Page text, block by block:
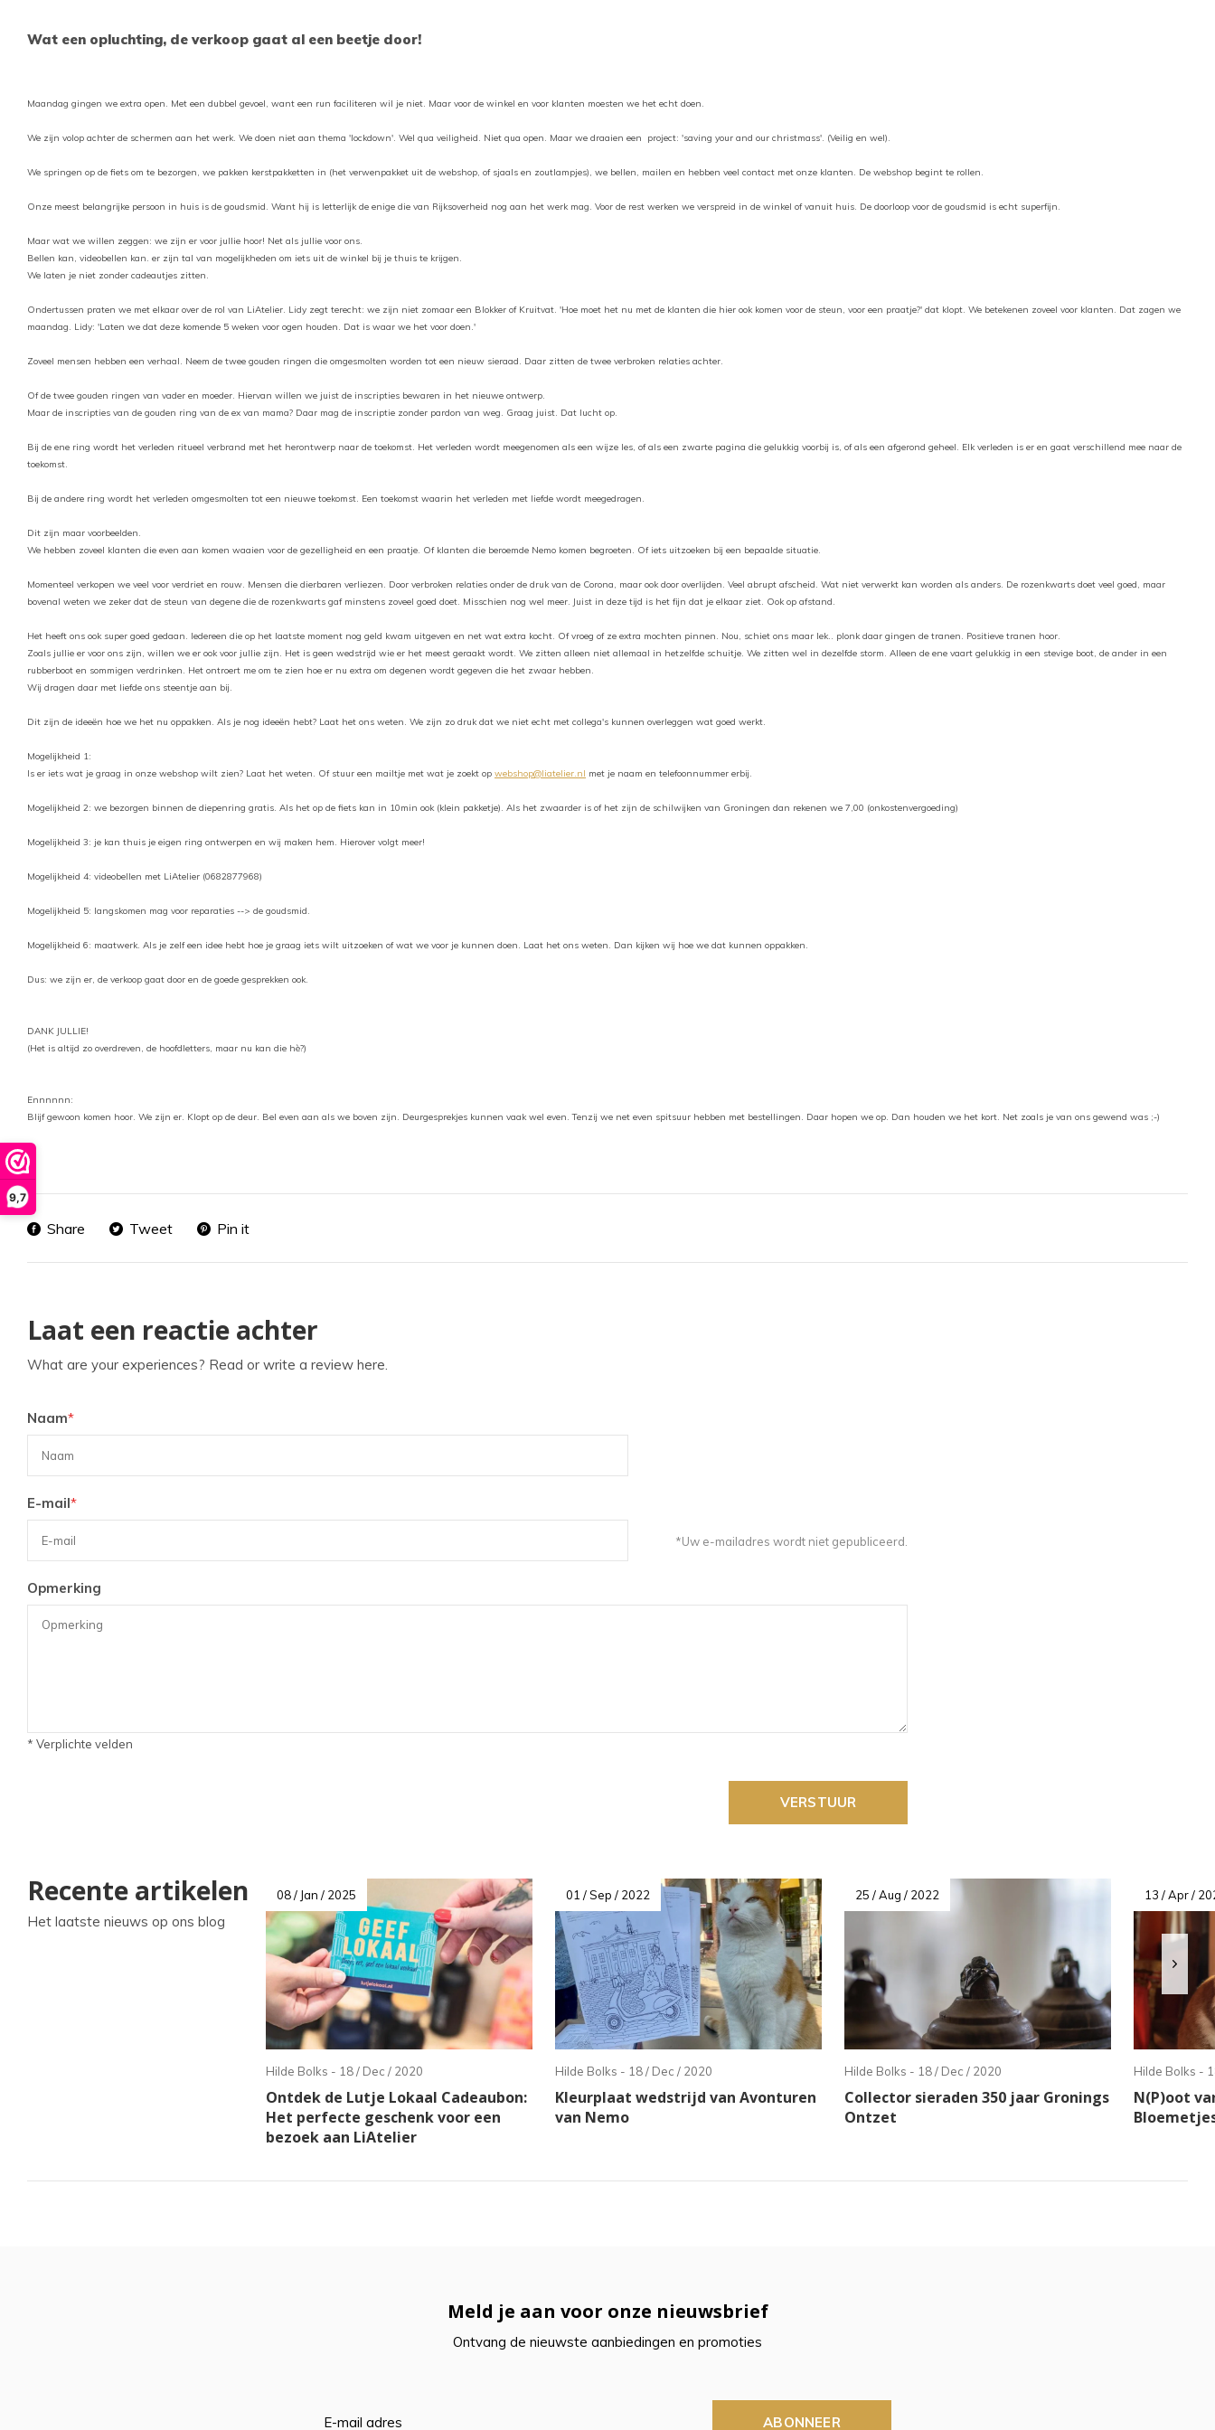
9,7
werkt,
touch-
en
Wat een opluchting, de verkoop gaat al een beetje door!
Maandag gingen we extra open. Met een dubbel gevoel, want een run faciliteren wil je niet. Maar voor de winkel en voor klanten moesten we het echt doen.
We zijn volop achter de schermen aan het werk. We doen niet aan thema 'lockdown'. Wel qua veiligheid. Niet qua open. Maar we draaien een project: 'saving your and our christmass'. (Veilig en wel).
We springen op de fiets om te bezorgen, we pakken kerstpakketten in (het verwenpakket uit de webshop, of sjaals en zoutlampjes), we bellen, mailen en hebben veel contact met onze klanten. De webshop begint te rollen.
Onze meest belangrijke persoon in huis is de goudsmid. Want hij is letterlijk de enige die van Rijksoverheid nog aan het werk mag. Voor de rest werken we verspreid in de winkel of vanuit huis. De doorloop voor de goudsmid is echt superfijn.
Maar wat we willen zeggen: we zijn er voor jullie hoor! Net als jullie voor ons.
Bellen kan, videobellen kan. er zijn tal van mogelijkheden om iets uit de winkel bij je thuis te krijgen.
We laten je niet zonder cadeautjes zitten.
Ondertussen praten we met elkaar over de rol van LiAtelier. Lidy zegt terecht: we zijn niet zomaar een Blokker of Kruitvat. 'Hoe moet het nu met de klanten die hier ook komen voor de steun, voor een praatje?' dat klopt. We betekenen zoveel voor klanten. Dat zagen we
maandag. Lidy: 'Laten we dat deze komende 5 weken voor ogen houden. Dat is waar we het voor doen.'
Zoveel mensen hebben een verhaal. Neem de twee gouden ringen die omgesmolten worden tot een nieuw sieraad. Daar zitten de twee verbroken relaties achter.
Of de twee gouden ringen van vader en moeder. Hiervan willen we juist de inscripties bewaren in het nieuwe ontwerp.
Maar de inscripties van de gouden ring van de ex van mama? Daar mag de inscriptie zonder pardon van weg. Graag juist. Dat lucht op.
Bij de ene ring wordt het verleden ritueel verbrand met het herontwerp naar de toekomst. Het verleden wordt meegenomen als een wijze les, of als een zwarte pagina die gelukkig voorbij is, of als een afgerond geheel. Elk verleden is er en gaat verschillend mee naar de
toekomst.
Bij de andere ring wordt het verleden omgesmolten tot een nieuwe toekomst. Een toekomst waarin het verleden met liefde wordt meegedragen.
Dit zijn maar voorbeelden.
We hebben zoveel klanten die even aan komen waaien voor de gezelligheid en een praatje. Of klanten die beroemde Nemo komen begroeten. Of iets uitzoeken bij een bepaalde situatie.
Momenteel verkopen we veel voor verdriet en rouw. Mensen die dierbaren verliezen. Door verbroken relaties onder de druk van de Corona, maar ook door overlijden. Veel abrupt afscheid. Wat niet verwerkt kan worden als anders. De rozenkwarts doet veel goed, maar
bovenal weten we zeker dat de steun van degene die de rozenkwarts gaf minstens zoveel goed doet. Misschien nog wel meer. Juist in deze tijd is het fijn dat je elkaar ziet. Ook op afstand.
Het heeft ons ook super goed gedaan. Iedereen die op het laatste moment nog geld kwam uitgeven en net wat extra kocht. Of vroeg of ze extra mochten pinnen. Nou, schiet ons maar lek.. plonk daar gingen de tranen. Positieve tranen hoor.
Zoals jullie er voor ons zijn, willen we er ook voor jullie zijn. Het is geen wedstrijd wie er het meest geraakt wordt. We zitten alleen niet allemaal in hetzelfde schuitje. We zitten wel in dezelfde storm. Alleen de ene vaart gelukkig in een stevige boot, de ander in een
rubberboot en sommigen verdrinken. Het ontroert me om te zien hoe er nu extra om degenen wordt gegeven die het zwaar hebben.
Wij dragen daar met liefde ons steentje aan bij.
Dit zijn de ideeën hoe we het nu oppakken. Als je nog ideeën hebt? Laat het ons weten. We zijn zo druk dat we niet echt met collega's kunnen overleggen wat goed werkt.
Mogelijkheid 1:
Is er iets wat je graag in onze webshop wilt zien? Laat het weten. Of stuur een mailtje met wat je zoekt op webshop@liatelier.nl met je naam en telefoonnummer erbij.
Mogelijkheid 2: we bezorgen binnen de diepenring gratis. Als het op de fiets kan in 10min ook (klein pakketje). Als het zwaarder is of het zijn de schilwijken van Groningen dan rekenen we 7,00 (onkostenvergoeding)
Mogelijkheid 3: je kan thuis je eigen ring ontwerpen en wij maken hem. Hierover volgt meer!
Mogelijkheid 4: videobellen met LiAtelier (0682877968)
Mogelijkheid 5: langskomen mag voor reparaties --> de goudsmid.
Mogelijkheid 6: maatwerk. Als je zelf een idee hebt hoe je graag iets wilt uitzoeken of wat we voor je kunnen doen. Laat het ons weten. Dan kijken wij hoe we dat kunnen oppakken.
Dus: we zijn er, de verkoop gaat door en de goede gesprekken ook.
DANK JULLIE!
(Het is altijd zo overdreven, de hoofdletters, maar nu kan die hè?)
Ennnnnn:
Blijf gewoon komen hoor. We zijn er. Klopt op de deur. Bel even aan als we boven zijn. Deurgesprekjes kunnen vaak wel even. Tenzij we net even spitsuur hebben met bestellingen. Daar hopen we op. Dan houden we het kort. Net zoals je van ons gewend was ;-)
Share Tweet Pin it
Laat een reactie achter
What are your experiences? Read or write a review here.
Naam*
E-mail*
*Uw e-mailadres wordt niet gepubliceerd.
Opmerking
* Verplichte velden
VERSTUUR
Recente artikelen
Het laatste nieuws op ons blog
08 / Jan / 2025
Hilde Bolks - 18 / Dec / 2020
Ontdek de Lutje Lokaal Cadeaubon:
Het perfecte geschenk voor een
bezoek aan LiAtelier
01 / Sep / 2022
Hilde Bolks - 18 / Dec / 2020
Kleurplaat wedstrijd van Avonturen
van Nemo
25 / Aug / 2022
Hilde Bolks - 18 / Dec / 2020
Collector sieraden 350 jaar Gronings
Ontzet
13 / Apr /
Hilde Bolks -
N(P)oot
Meld je aan voor onze nieuwsbrief
Ontvang de nieuwste aanbiedingen en promoties
ABONNEER